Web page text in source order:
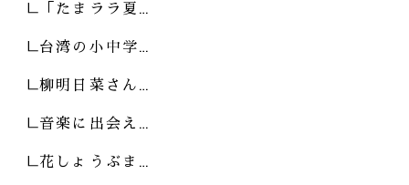
「たまララ夏…
台湾の小中学…
柳明日菜さん…
音楽に出会え…
花しょうぶま…